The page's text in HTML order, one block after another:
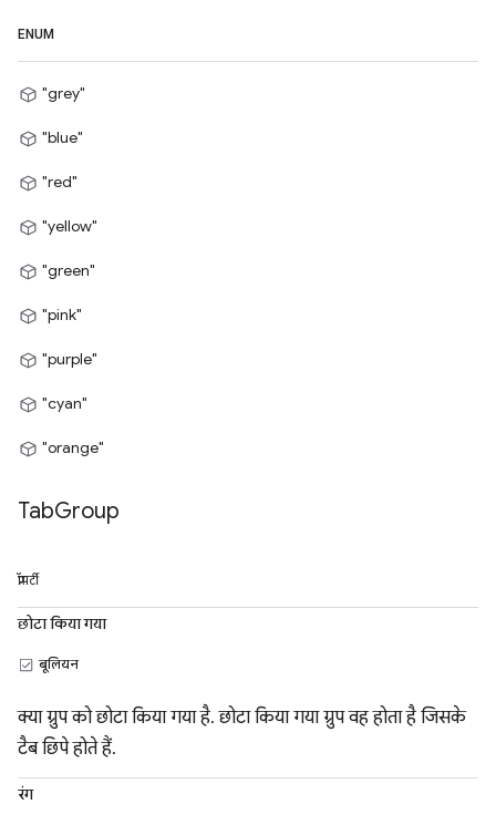
ENUM
"grey"
"blue"
"red"
"yellow"
"green"
"pink"
"purple"
"cyan"
"orange"
TabGroup
प्रॉपर्टी
छोटा किया गया
बूलियन
क्या ग्रुप को छोटा किया गया है. छोटा किया गया ग्रुप वह होता है जिसके
टैब छिपे होते हैं.
रंग